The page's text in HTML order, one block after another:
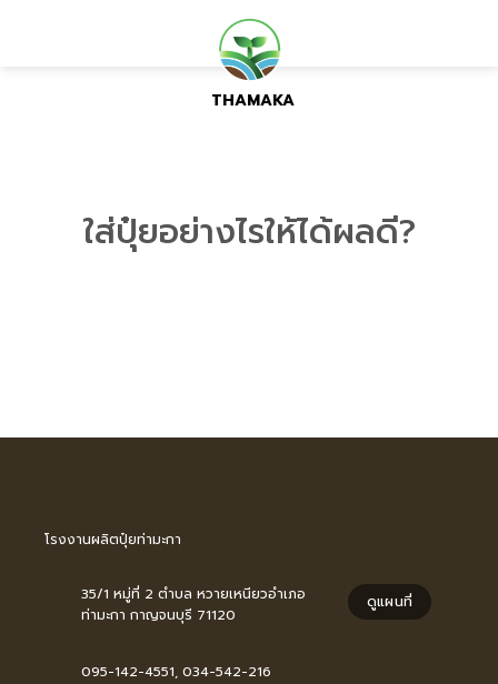
ใส่ปุ๋ยอย่างไรให้ได้ผลดี?
โรงงานผลิตปุ๋ยท่ามะกา
35/1 หมู่ที่ 2 ตำบล หวายเหนียวอำเภอ
ท่ามะกา กาญจนบุรี 71120
ดูแผนที่
095-142-4551, 034-542-216